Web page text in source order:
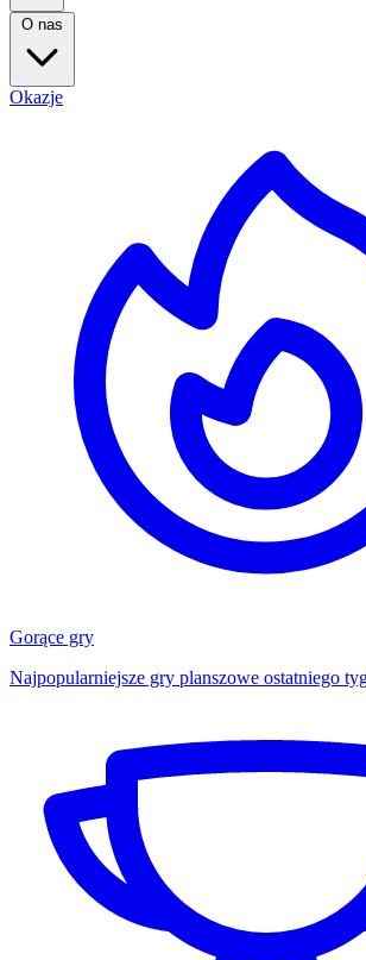
O nas
Okazje
Gorące gry
Najpopularniejsze gry planszowe ostatniego